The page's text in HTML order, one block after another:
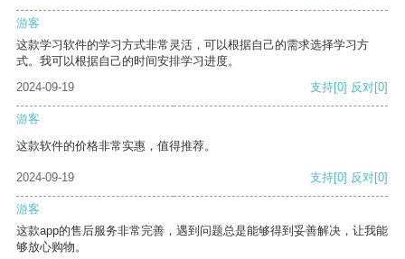
游客
这款学习软件的学习方式非常灵活，可以根据自己的需求选择学习方
式。我可以根据自己的时间安排学习进度。
2024-09-19
支持[0] 反对[0]
游客
这款软件的价格非常实惠，值得推荐。
2024-09-19 支持[0] 反对[0]
游客
这款app的售后服务非常完善，遇到问题总是能够得到妥善解决，让我能
够放心购物。